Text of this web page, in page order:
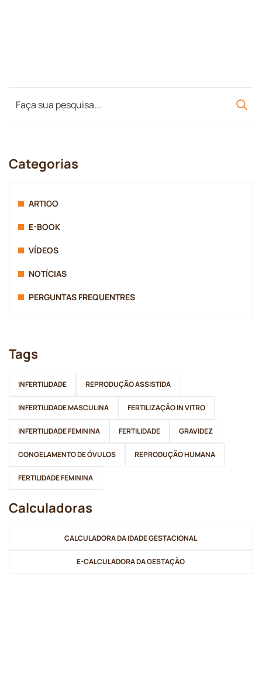
Categorias
ARTIGO
E-BOOK
VÍDEOS
NOTÍCIAS
PERGUNTAS FREQUENTRES
Tags
INFERTILIDADE REPRODUÇÃO ASSISTIDA
INFERTILIDADE MASCULINA FERTILIZAÇÃO IN VITRO
INFERTILIDADE FEMININA FERTILIDADE GRAVIDEZ
CONGELAMENTO DE ÓVULOS REPRODUÇÃO HUMANA
FERTILIDADE FEMININA
Calculadoras
CALCULADORA DA IDADE GESTACIONAL
E-CALCULADORA DA GESTAÇÃO